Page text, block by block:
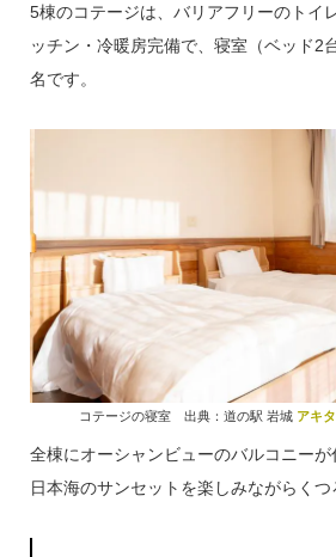
5棟のコテージは、バリアフリーのトイ
ッチン・冷暖房完備で、寝室（ベッド2
名です。
コテージの寝室 出典：道の駅 岩城 アキ
全棟にオーシャンビューのバルコニー
日本海のサンセットを楽しみながらくつ